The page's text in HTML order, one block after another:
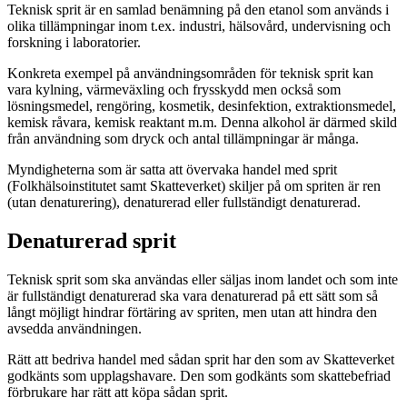
Teknisk sprit är en samlad benämning på den etanol som används i
olika tillämpningar inom t.ex. industri, hälsovård, undervisning och
forskning i laboratorier.
Konkreta exempel på användningsområden för teknisk sprit kan
vara kylning, värmeväxling och frysskydd men också som
lösningsmedel, rengöring, kosmetik, desinfektion, extraktionsmedel,
kemisk råvara, kemisk reaktant m.m. Denna alkohol är därmed skild
från användning som dryck och antal tillämpningar är många.
Myndigheterna som är satta att övervaka handel med sprit
(Folkhälsoinstitutet samt Skatteverket) skiljer på om spriten är ren
(utan denaturering), denaturerad eller fullständigt denaturerad.
Denaturerad sprit
Teknisk sprit som ska användas eller säljas inom landet och som inte
är fullständigt denaturerad ska vara denaturerad på ett sätt som så
långt möjligt hindrar förtäring av spriten, men utan att hindra den
avsedda användningen.
Rätt att bedriva handel med sådan sprit har den som av Skatteverket
godkänts som upplagshavare. Den som godkänts som skattebefriad
förbrukare har rätt att köpa sådan sprit.